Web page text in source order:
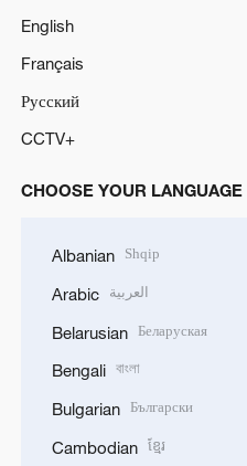
English
Français
Русский
CCTV+
CHOOSE YOUR LANGUAGE
Albanian Shqip
Arabic العربية
Belarusian Беларуская
Bengali বাংলা
Bulgarian Български
Cambodian ខ្មែរ